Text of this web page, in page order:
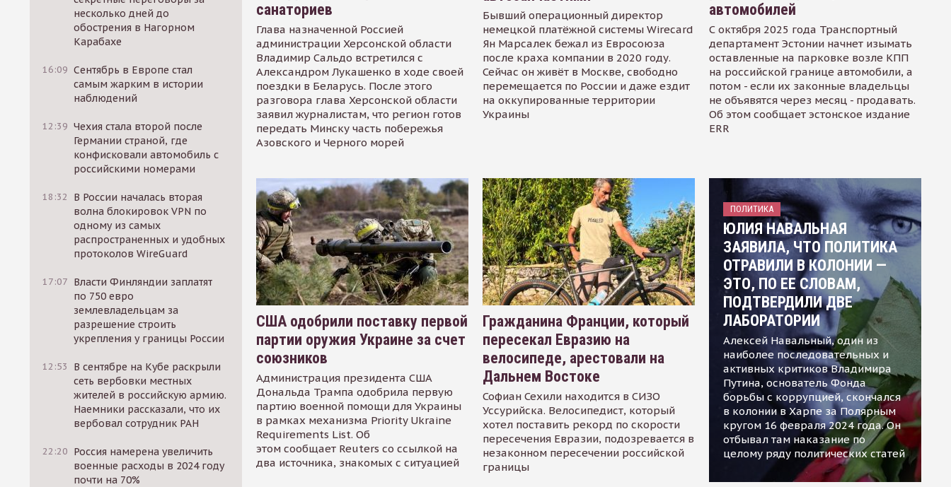
несколько дней до
обострения в Нагорном
Карабахе
16:09 Сентябрь в Европе стал
самым жарким в истории
наблюдений
12:39 Чехия стала второй после
Германии страной, где
конфисковали автомобиль с
российскими номерами
18:32
В России началась вторая
волна блокировок VPN по
одному из самых
распространенных и удобных
протоколов WireGuard
17:07 Власти Финляндии заплатят
по 750 евро
землевладельцам за
разрешение строить
укрепления у границы России
12:53
В сентябре на Кубе раскрыли
сеть вербовки местных
жителей в российскую армию.
Наемники рассказали, что их
вербовал сотрудник РАН
22:20 Россия намерена увеличить
военные расходы в 2024 году
почти на 70%
санаториев
Глава назначенной Россией
администрации Херсонской области
Владимир Сальдо встретился с
Александром Лукашенко в ходе своей
поездки в Беларусь. После этого
разговора глава Херсонской области
заявил журналистам, что регион готов
передать Минску часть побережья
Азовского и Черного морей
Бывший операционный директор
немецкой платёжной системы Wirecard
Ян Марсалек бежал из Евросоюза
после краха компании в 2020 году.
Сейчас он живёт в Москве, свободно
перемещается по России и даже ездит
на оккупированные территории
Украины
автомобилей
С октября 2025 года Транспортный
департамент Эстонии начнет изымать
оставленные на парковке возле КПП
на российской границе автомобили, а
потом - если их законные владельцы
не объявятся через месяц - продавать.
Об этом сообщает эстонское издание
ERR
США одобрили поставку первой
партии оружия Украине за счет
союзников
Администрация президента США
Дональда Трампа одобрила первую
партию военной помощи для Украины
в рамках механизма Priority Ukraine
Requirements List. Об
этом сообщает Reuters со ссылкой на
два источника, знакомых с ситуацией
Гражданина Франции, который
пересекал Евразию на
велосипеде, арестовали на
Дальнем Востоке
Софиан Сехили находится в СИЗО
Уссурийска. Велосипедист, который
хотел поставить рекорд по скорости
пересечения Евразии, подозревается в
незаконном пересечении российской
границы
ПОЛИТИКА
ЮЛИЯ НАВАЛЬНАЯ
ЗАЯВИЛА, ЧТО ПОЛИТИКА
ОТРАВИЛИ В КОЛОНИИ —
ЭТО, ПО ЕЕ СЛОВАМ,
ПОДТВЕРДИЛИ ДВЕ
ЛАБОРАТОРИИ
Алексей Навальный, один из
наиболее последовательных и
активных критиков Владимира
Путина, основатель Фонда
борьбы с коррупцией, скончался
в колонии в Харпе за Полярным
кругом 16 февраля 2024 года. Он
отбывал там наказание по
целому ряду политических статей